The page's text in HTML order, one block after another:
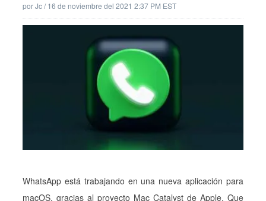
porJc/16 de noviembre del 2021 2:37 PM EST
WhatsApp está trabajando en una nueva aplicación para
macOS, gracias al proyecto Mac Catalyst de Apple. Que